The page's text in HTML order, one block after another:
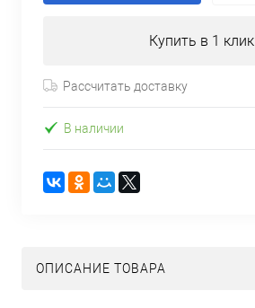
Купить в 1 клик
Рассчитать доставку
В наличии
ОПИСАНИЕ ТОВАРА